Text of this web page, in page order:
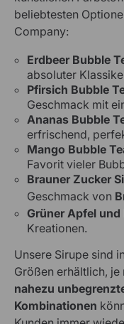
beliebtesten
Company:
Erdbeer Bubble
absoluter
Pfirsich Bubble
Geschmack mit
Ananas Bubble
erfrischend,
Mango Bubble
Favorit vieler
Brauner Zucker
Geschmack von
Grüner Apfel
Kreationen.
Unsere Sirupe sind
Größen erhältlich, je
nahezu
Kombinationen